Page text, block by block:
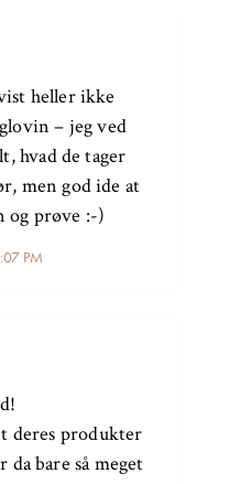
PM
heller ikke
– jeg ved
hvad de tager
men god ide at
og prøve :-)
deres produkter
bare så meget